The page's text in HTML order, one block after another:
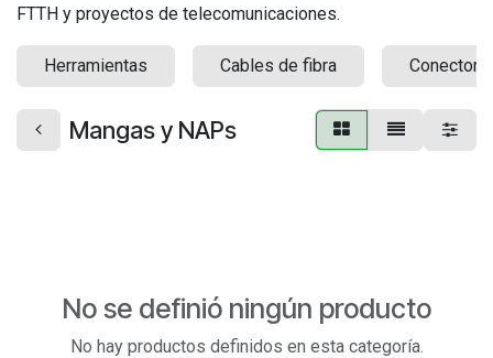
FTTH y proyectos de telecomunicaciones.
Herramientas Cables de fibra
Mangas y NAPs
No se definió ningún producto
No hay productos definidos en esta categoría.